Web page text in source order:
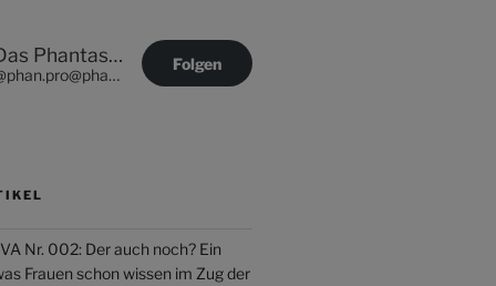
Das Phantastische Projekt - PHAN.PRO
@phan.pro@phan.pro
Folgen
Nr. 002: Der auch noch? Ein
Frauen schon wissen im Zug der